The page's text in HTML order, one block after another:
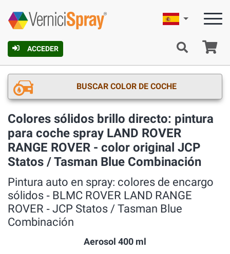
ACCEDER
Español
BUSCAR COLOR DE COCHE
Colores sólidos brillo directo: pintura
para coche spray LAND ROVER
RANGE ROVER - color original JCP
Statos / Tasman Blue Combinación
Pintura auto en spray: colores de encargo
sólidos ‐ BLMC ROVER LAND RANGE
ROVER ‐ JCP Statos / Tasman Blue
Combinación
Aerosol 400 ml